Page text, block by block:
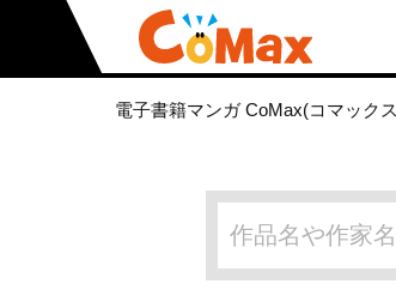
電子書籍マンガ CoMax(コマック